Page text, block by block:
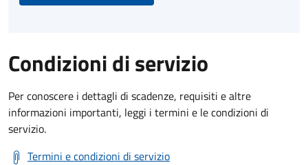
Condizioni di servizio
Per conoscere i dettagli di scadenze, requisiti e altre
informazioni importanti, leggi i termini e le condizioni di
servizio.
Termini e condizioni di servizio